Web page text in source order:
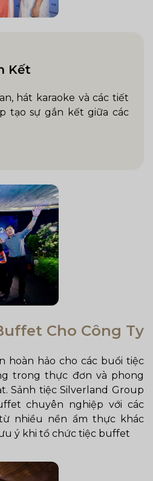
Kết
hát karaoke và các tiết
tạo sự gắn kết giữa các
Cho Công Ty
hoàn hảo cho các buổi tiệc
trong thực đơn và phong
Sảnh tiệc Silverland Group
chuyên nghiệp với các
nhiều nền ẩm thực khác
ý khi tổ chức tiệc buffet